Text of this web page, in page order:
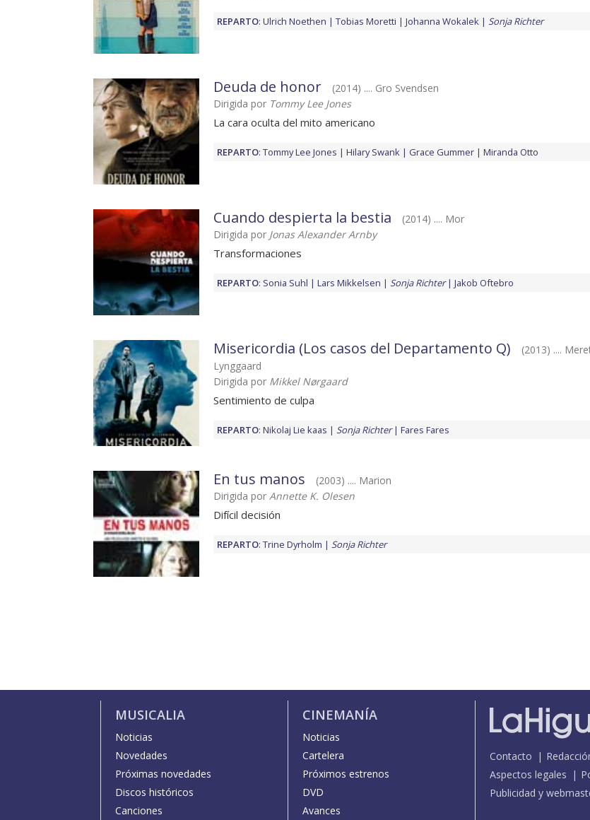
REPARTO: Ulrich Noethen Tobias Moretti Johanna Wokalek Sonja Richter
Deuda de honor
(2014) .... Gro Svendsen
Dirigida por Tommy Lee Jones
La cara oculta del mito americano
REPARTO: Tommy Lee Jones Hilary Swank Grace Gummer Miranda Otto
Cuando despierta la bestia
(2014) .... Mor
Dirigida por Jonas Alexander Arnby
Transformaciones
REPARTO: Sonia Suhl Lars Mikkelsen Sonja Richter Jakob Oftebro
Misericordia (Los casos del Departamento Q)
(2013) ....
Lynggaard
Dirigida por Mikkel Nørgaard
Sentimiento de culpa
REPARTO: Nikolaj Lie kaas Sonja Richter Fares Fares
En tus manos
(2003) .... Marion
Dirigida por Annette K. Olesen
Difícil decisión
REPARTO: Trine Dyrholm Sonja Richter
MUSICALIA
Noticias
Novedades
Próximas novedades
Discos históricos
Canciones
CINEMANÍA
Noticias
Cartelera
Próximos estrenos
DVD
Avances
Contacto
Aspectos legales
Publicidad y